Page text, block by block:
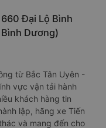
Đại Lộ Bình
Dương)
từ Bắc Tân Uyên -
vực vận tải hành
khách hàng tin
lập, hãng xe Tiến
và mang đến cho